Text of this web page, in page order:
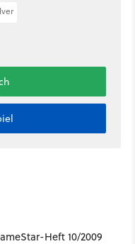
Heft 10/2009